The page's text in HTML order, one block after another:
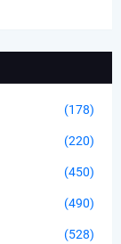
(178)
(220)
(450)
(490)
(528)